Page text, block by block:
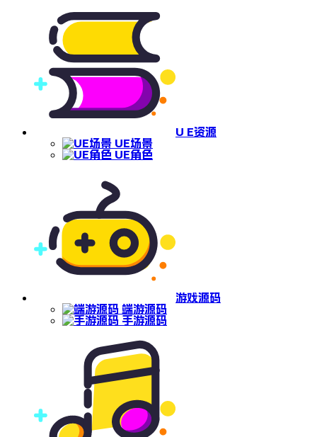
U E资源
UE场景
UE角色
游戏源码
端游源码
手游源码